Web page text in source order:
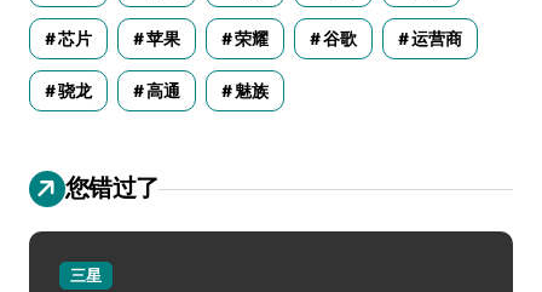
芯片 苹果 荣耀 谷歌 运营商
骁龙 高通 魅族
您错过了
三星